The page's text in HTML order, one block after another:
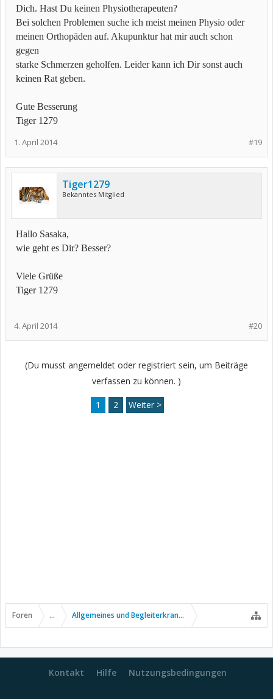
Dich. Hast Du keinen Physiotherapeuten?
Bei solchen Problemen suche ich meist meinen Physio oder
meinen Orthopäden auf. Akupunktur hat mir auch schon
gegen
starke Schmerzen geholfen. Leider kann ich Dir sonst auch
keinen Rat geben.
Gute Besserung
Tiger 1279
#19
1. April 2014
Tiger1279
Bekanntes Mitglied
Hallo Sasaka,
wie geht es Dir? Besser?
Viele Grüße
Tiger 1279
#20
4. April 2014
(Du musst angemeldet oder registriert sein, um Beiträge
verfassen zu können. )
1 2 Weiter >
Foren ... Allgemeines und Begleiterkrankungen
Kontakt Hilfe Nutzungsbedingungen